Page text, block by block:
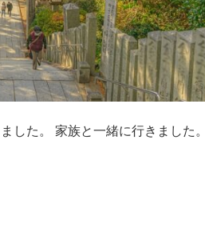
した。 家族と一緒に行きました。